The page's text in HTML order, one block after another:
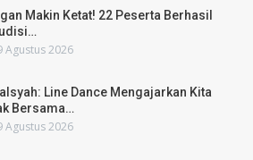
Makin Ketat! 22 Peserta Berhasil
Agustus 2026
Line Dance Mengajarkan Kita
Bersama…
Agustus 2026